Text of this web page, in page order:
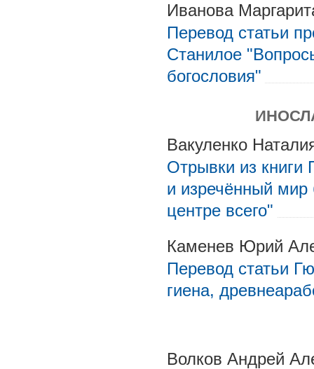
Иванова
Перевод статьи
Станилое
богословия"
Вакуленко
Отрывки из книги
и изречённый мир
центре всего"
Каменев Юрий
Перевод статьи
гиена,
Волков Андрей